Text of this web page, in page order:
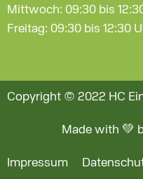
Mittwoch: 09:30 bis
Freitag: 09:30 bis 12:30
Copyright © 2022 HC
Made with 💚
Impressum